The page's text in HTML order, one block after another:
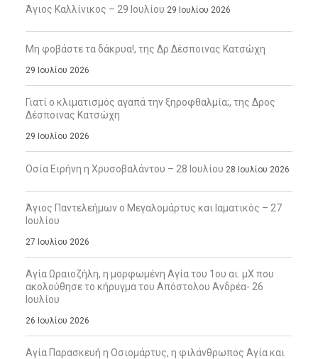
Άγιος Καλλίνικος – 29 Ιουλίου 29 Ιουλίου 2026
Μη φοβάστε τα δάκρυα!, της Δρ Δέσποινας Κατσώχη
29 Ιουλίου 2026
Γιατί ο κλιματισμός αγαπά την ξηροφθαλμία;, της Δρος
Δέσποινας Κατσώχη
29 Ιουλίου 2026
Οσία Ειρήνη η Χρυσοβαλάντου – 28 Ιουλίου 28 Ιουλίου 2026
Άγιος Παντελεήμων ο Μεγαλομάρτυς και Ιαματικός – 27
Ιουλίου
27 Ιουλίου 2026
Αγία Ωραιοζήλη, η μορφωμένη Αγία του 1ου αι. μΧ που
ακολούθησε το κήρυγμα του Απόστολου Ανδρέα- 26
Ιουλίου
26 Ιουλίου 2026
Αγία Παρασκευή η Οσιομάρτυς, η φιλάνθρωπος Αγία και